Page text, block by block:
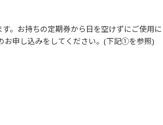
。お持ちの定期券から日を空けずにご使用
お申し込みをしてください。(下記①を参照)